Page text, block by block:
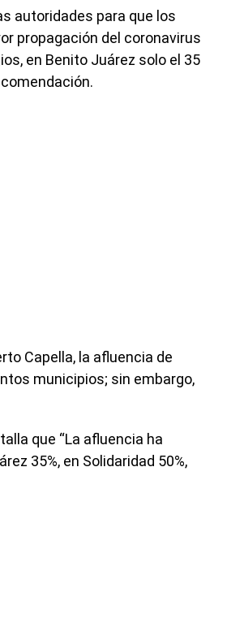
autoridades para que los
propagación del coronavirus
en Benito Juárez solo el 35
Capella, la afluencia de
municipios; sin embargo,
que “La afluencia ha
35%, en Solidaridad 50%,